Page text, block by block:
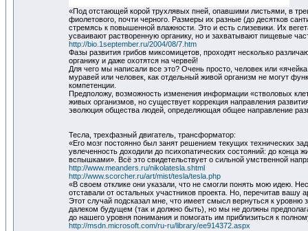
«Под отстающей корой трухлявых пней, опавшими листьями, в
фиолетового, почти черного. Размеры их разные (до десятков
стремясь к повышенной влажности. Это и есть слизевики. Их
усваивают растворенную органику, но и захватывают пищевые
http://bio.1september.ru/2004/08/7.htm
Фазы развития грибов миксомицетов, проходят несколько
органику и даже охотятся на червей!
Для чего мы написали все это? Очень просто, человек или
муравей или человек, как отдельный живой организм не могут
компетенции.
Предположу, возможность изменения информации «стволовых
живых организмов, но существует коррекция направления
эволюция общества людей, определяющая общее направление
Тесла, трехфазный двигатель, трансформатор:
«Его мозг постоянно был занят решением текущих технических
увлеченность доходили до психопатических состояний: до
вспышками». Всё это свидетельствует о сильной умственной
http://www.meanders.ru/nikolatesla.shtml
http://www.scorcher.ru/art/mist/tesla/tesla.php
«В своем отклике они указали, что не смогли понять мою идею.
отставали от остальных участников проекта. Но, перечитав вашу
Этот случай подсказал мне, что имеет смысл вернуться к
далеком будущем (так и должно быть), но мы не должны
до нашего уровня понимания и помогать им приблизиться к
http://msdn.microsoft.com/ru-ru/library/ee914372.aspx